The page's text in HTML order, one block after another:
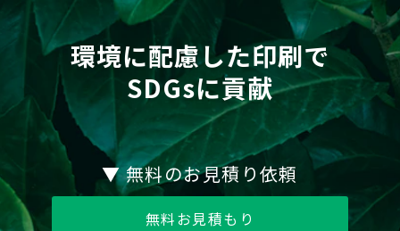
環境に配慮した印刷で
SDGsに貢献
▼ 無料のお見積り依頼
無料お見積もり